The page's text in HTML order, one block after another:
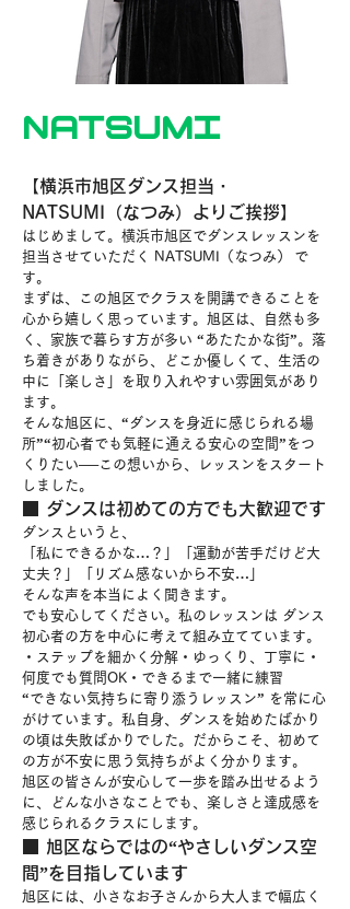
NATSUMI
【横浜市旭区ダンス担当・
NATSUMI（なつみ）よりご挨拶】
はじめまして。横浜市旭区でダンスレッスンを
担当させていただく
NATSUMI（なつみ）
で
す。
まずは、この旭区でクラスを開講できることを
心から嬉しく思っています。旭区は、自然も多
く、家族で暮らす方が多い “あたたかな街”。落
ち着きがありながら、どこか優しくて、生活の
中に「楽しさ」を取り入れやすい雰囲気があり
ます。
そんな旭区に、 “ダンスを身近に感じられる場
所”“初心者でも気軽に通える安心の空間” をつ
くりたい──この想いから、レッスンをスタート
しました。
■ ダンスは初めての方でも大歓迎です
ダンスというと、
「私にできるかな…？」「運動が苦手だけど大
丈夫？」「リズム感ないから不安…」
そんな声を本当によく聞きます。
でも安心してください。私のレッスンは ダンス
初心者の方を中心に考えて組み立てています。
・ステップを細かく分解・ゆっくり、丁寧に・
何度でも質問OK・できるまで一緒に練習
“できない気持ちに寄り添うレッスン” を常に心
がけています。私自身、ダンスを始めたばかり
の頃は失敗ばかりでした。だからこそ、初めて
の方が不安に思う気持ちがよく分かります。
旭区の皆さんが安心して一歩を踏み出せるよう
に、どんな小さなことでも、楽しさと達成感を
感じられるクラスにします。
■ 旭区ならではの“やさしいダンス空
間”を目指しています
旭区には、小さなお子さんから大人まで幅広く